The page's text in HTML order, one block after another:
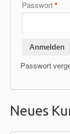
Passwort*
Passwort
Neues